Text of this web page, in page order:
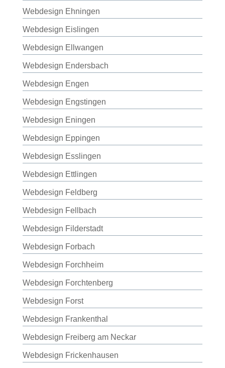
Webdesign Ehningen
Webdesign Eislingen
Webdesign Ellwangen
Webdesign Endersbach
Webdesign Engen
Webdesign Engstingen
Webdesign Eningen
Webdesign Eppingen
Webdesign Esslingen
Webdesign Ettlingen
Webdesign Feldberg
Webdesign Fellbach
Webdesign Filderstadt
Webdesign Forbach
Webdesign Forchheim
Webdesign Forchtenberg
Webdesign Forst
Webdesign Frankenthal
Webdesign Freiberg am Neckar
Webdesign Frickenhausen